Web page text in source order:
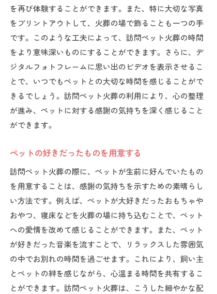
心の準備の大切さ
必要な物品の準備
事前の相談と確認事項
感謝の気持ちをまとめる
家族や友人との共有
最後のお別れの計画
ペットとの最後の時間を大切にする訪問ペット
火葬
感謝の気持ちを伝える時間の作り方
手紙や言葉で感謝を伝える
ペットの思い出を振り返る
家族と共に感謝の言葉を述べる
心の整理と未来への準備
訪問ペット火葬でペットに感謝の手紙を読む方
法
手紙を書くポイント
手紙を読むタイミング
を再び体験することができます。また、特に大切な写真
をプリントアウトして、火葬の場で飾ることも一つの手
です。このような工夫によって、訪問ペット火葬の時間
をより意味深いものにすることができます。さらに、デ
ジタルフォトフレームに思い出のビデオを表示させるこ
とで、いつでもペットとの大切な時間を感じることがで
きるでしょう。訪問ペット火葬の利用により、心の整理
が進み、ペットに対する感謝の気持ちを深く感じること
ができます。
ペットの好きだったものを用意する
訪問ペット火葬の際に、ペットが生前に好んでいたもの
を用意することは、感謝の気持ちを示すための素晴らし
い方法です。例えば、ペットが大好きだったおもちゃや
おやつ、寝床などを火葬の場に持ち込むことで、ペット
への愛情を改めて感じることができます。また、ペット
が好きだった音楽を流すことで、リラックスした雰囲気
の中でお別れの時間を過ごせます。これにより、飼い主
とペットの絆を感じながら、心温まる時間を共有するこ
とができます。訪問ペット火葬は、こうした細やかな配